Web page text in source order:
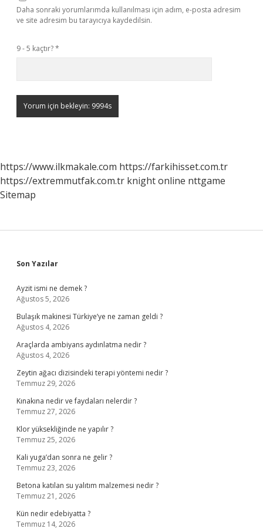
Daha sonraki yorumlarımda kullanılması için adım, e-posta adresim
ve site adresim bu tarayıcıya kaydedilsin.
9 - 5 kaçtır?*
https://www.ilkmakale.com https://farkihisset.com.tr
https://extremmutfak.com.tr knight online nttgame
Sitemap
Sidebar
Son Yazılar
Ayzit ismi ne demek ?
Ağustos 5, 2026
Bulaşık makinesi Türkiye’ye ne zaman geldi ?
Ağustos 4, 2026
Araçlarda ambiyans aydınlatma nedir ?
Ağustos 4, 2026
Zeytin ağacı dizisindeki terapi yöntemi nedir ?
Temmuz 29, 2026
Kınakına nedir ve faydaları nelerdir ?
Temmuz 27, 2026
Klor yüksekliğinde ne yapılır ?
Temmuz 25, 2026
Kali yuga’dan sonra ne gelir ?
Temmuz 23, 2026
Betona katılan su yalıtım malzemesi nedir ?
Temmuz 21, 2026
Kün nedir edebiyatta ?
Temmuz 14, 2026